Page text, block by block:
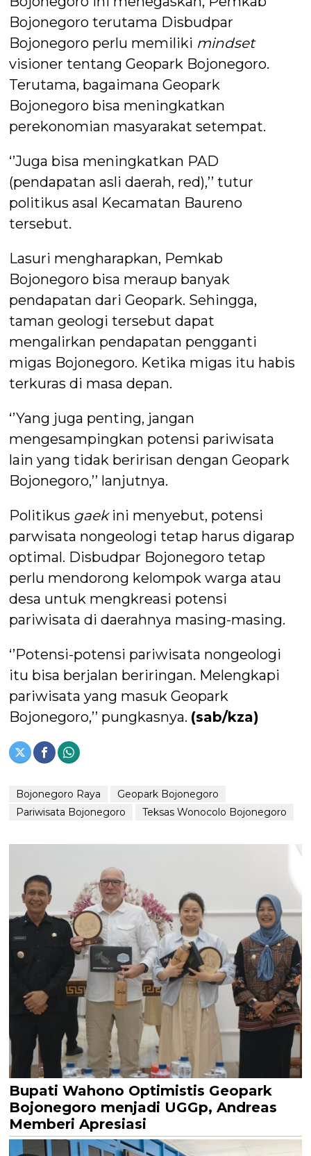
Bojonegoro terutama Disbudpar
Bojonegoro perlu memiliki mindset
visioner tentang Geopark Bojonegoro.
Terutama, bagaimana Geopark
Bojonegoro bisa meningkatkan
perekonomian masyarakat setempat.
‘’Juga bisa meningkatkan PAD
(pendapatan asli daerah, red),’’ tutur
politikus asal Kecamatan Baureno
tersebut.
Lasuri mengharapkan, Pemkab
Bojonegoro bisa meraup banyak
pendapatan dari Geopark. Sehingga,
taman geologi tersebut dapat
mengalirkan pendapatan pengganti
migas Bojonegoro. Ketika migas itu habis
terkuras di masa depan.
‘’Yang juga penting, jangan
mengesampingkan potensi pariwisata
lain yang tidak beririsan dengan Geopark
Bojonegoro,’’ lanjutnya.
Politikus gaekini menyebut, potensi
parwisata nongeologi tetap harus digarap
optimal. Disbudpar Bojonegoro tetap
perlu mendorong kelompok warga atau
desa untuk mengkreasi potensi
pariwisata di daerahnya masing-masing.
‘’Potensi-potensi pariwisata nongeologi
itu bisa berjalan beriringan. Melengkapi
pariwisata yang masuk Geopark
Bojonegoro,’’ pungkasnya. (sab/kza)
Bojonegoro Raya
Geopark Bojonegoro
Pariwisata Bojonegoro
Teksas Wonocolo Bojonegoro
Bupati Wahono Optimistis Geopark
Bojonegoro menjadi UGGp, Andreas
Memberi Apresiasi